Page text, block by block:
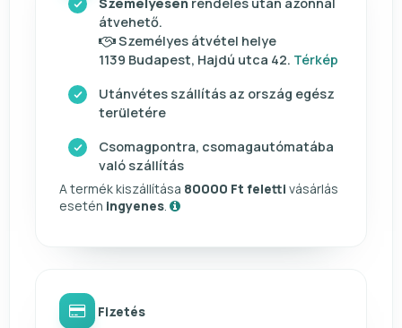
átvehető.
Személyes átvétel helye
1139 Budapest, Hajdú utca 42. Térkép
Utánvétes szállítás az ország egész
területére
Csomagpontra, csomagautómatába
való szállítás
A termék kiszállítása 80000 Ft feletti vásárlás
esetén ingyenes
Fizetés